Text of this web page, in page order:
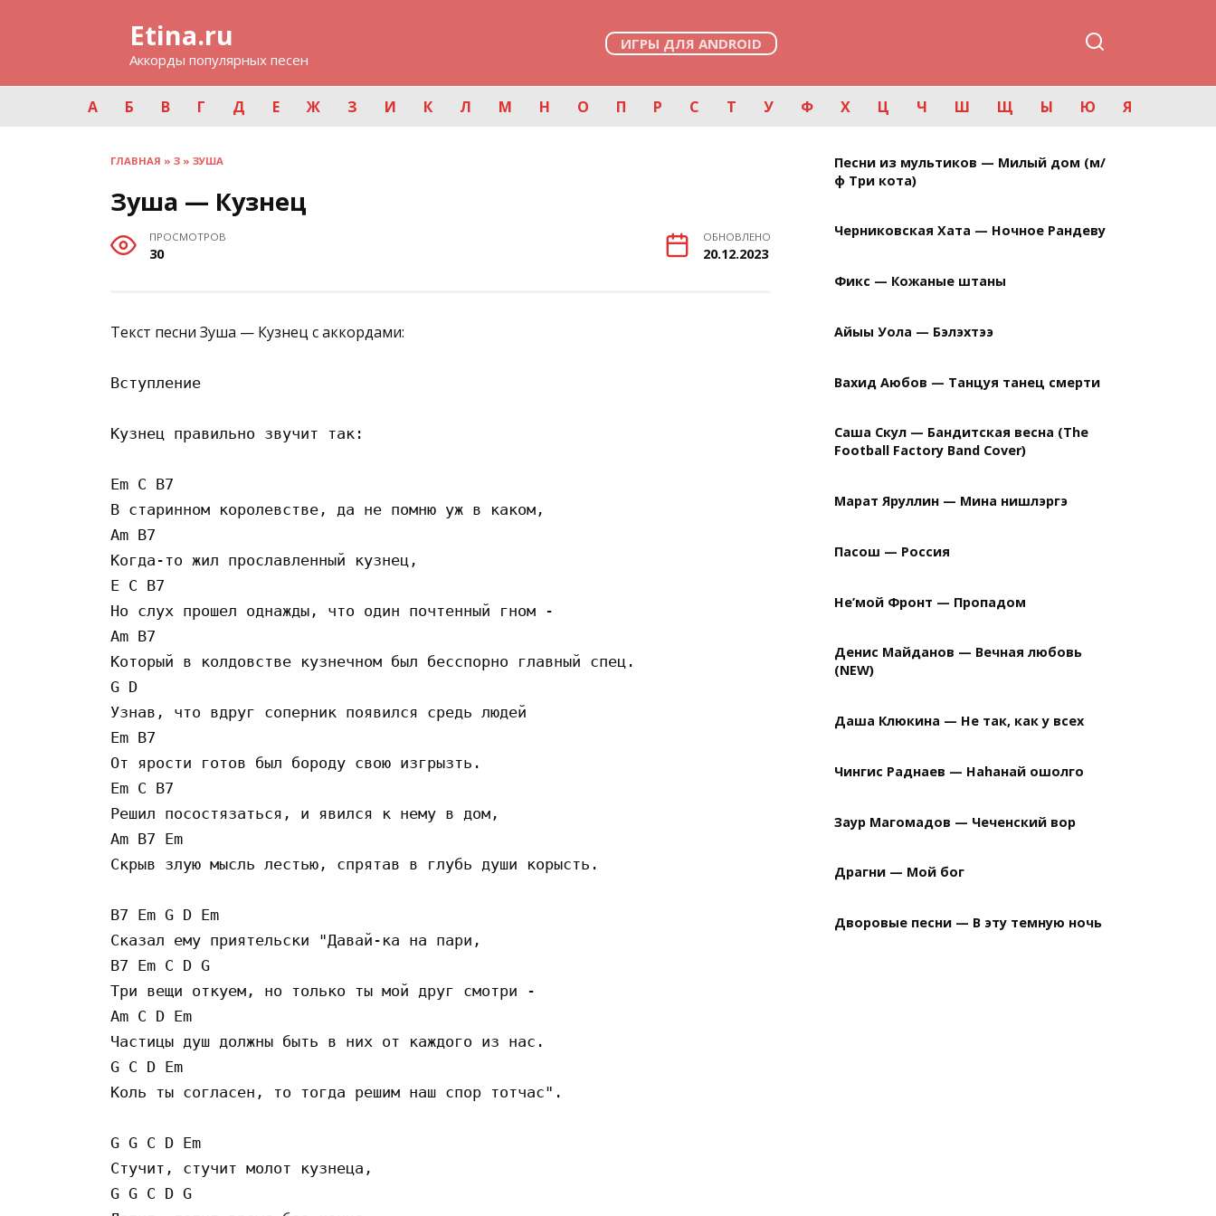
Etina.ru
Аккорды популярных песен
ИГРЫ ДЛЯ ANDROID
А Б В Г Д Е Ж З И К Л М Н О П Р С Т У Ф Х Ц Ч Ш Щ Ы Ю Я
ГЛАВНАЯ » З » ЗУША
Зуша — Кузнец
ПРОСМОТРОВ
30
ОБНОВЛЕНО
20.12.2023
Текст песни Зуша — Кузнец с аккордами:
Вступление
Кузнец правильно звучит так:
Em C B7
В старинном королевстве, да не помню уж в каком,
Am B7
Когда-то жил прославленный кузнец,
E C B7
Но слух прошел однажды, что один почтенный гном -
Am B7
Который в колдовстве кузнечном был бесспорно главный спец.
G D
Узнав, что вдруг соперник появился средь людей
Em B7
От ярости готов был бороду свою изгрызть.
Em C B7
Решил посостязаться, и явился к нему в дом,
Am B7 Em
Скрыв злую мысль лестью, спрятав в глубь души корысть.
B7 Em G D Em
Сказал ему приятельски "Давай-ка на пари,
B7 Em C D G
Три вещи откуем, но только ты мой друг смотри -
Am C D Em
Частицы душ должны быть в них от каждого из нас.
G C D Em
Коль ты согласен, то тогда решим наш спор тотчас".
G G C D Em
Стучит, стучит молот кузнеца,
G G C D G
Песни из мультиков — Милый дом (м/
ф Три кота)
Черниковская Хата — Ночное Рандеву
Фикс — Кожаные штаны
Айыы Уола — Бэлэхтээ
Вахид Аюбов — Танцуя танец смерти
Саша Скул — Бандитская весна (The
Football Factory Band Cover)
Марат Яруллин — Мина нишлэргэ
Пасош — Россия
Не’мой Фронт — Пропадом
Денис Майданов — Вечная любовь
(NEW)
Даша Клюкина — Не так, как у всех
Чингис Раднаев — Наhанай ошолго
Заур Магомадов — Чеченский вор
Драгни — Мой бог
Дворовые песни — В эту темную ночь